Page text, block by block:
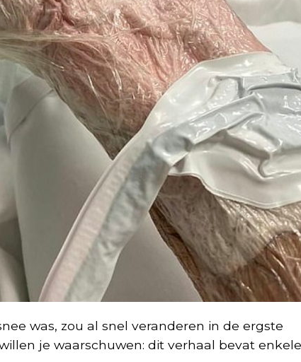
was, zou al snel veranderen in de ergste
je waarschuwen: dit verhaal bevat enkele